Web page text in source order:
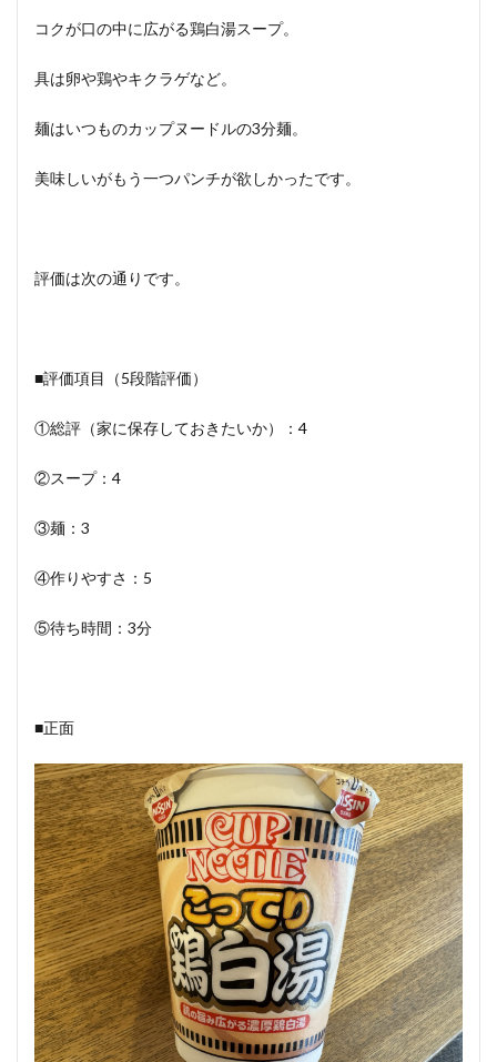
コクが口の中に広がる鶏白湯スープ。
具は卵や鶏やキクラゲなど。
麺はいつものカップヌードルの3分麺。
美味しいがもう一つパンチが欲しかったです。
評価は次の通りです。
■評価項目（5段階評価）
①総評（家に保存しておきたいか）：4
②スープ：4
③麺：3
④作りやすさ：5
⑤待ち時間：3分
■正面